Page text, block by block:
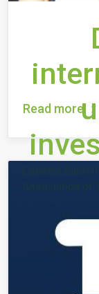
Read more